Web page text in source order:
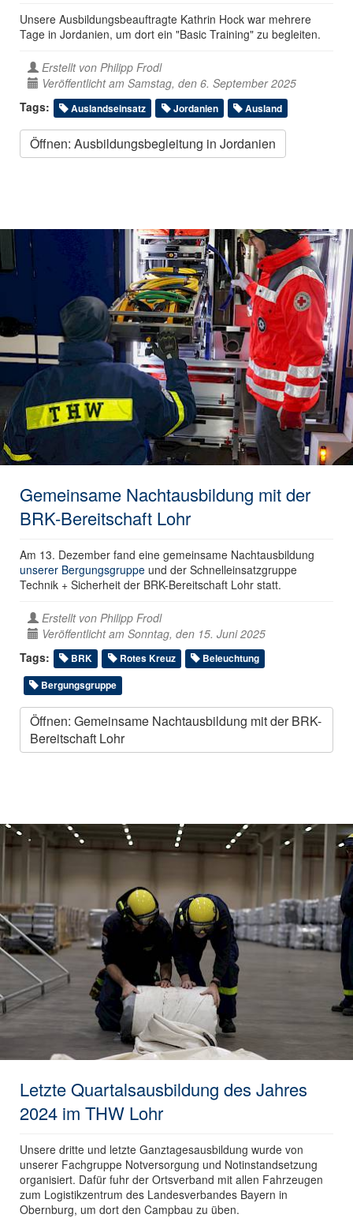
Unsere Ausbildungsbeauftragte Kathrin Hock war mehrere
Tage in Jordanien, um dort ein "Basic Training" zu begleiten.
Erstellt von Philipp Frodl
Veröffentlicht am Samstag, den 6. September 2025
Tags:
Auslandseinsatz Jordanien Ausland
Öffnen: Ausbildungsbegleitung in Jordanien
Gemeinsame Nachtausbildung mit der
BRK-Bereitschaft Lohr
Am 13. Dezember fand eine gemeinsame Nachtausbildung
unserer Bergungsgruppe und der Schnelleinsatzgruppe
Technik + Sicherheit der BRK-Bereitschaft Lohr statt.
Erstellt von Philipp Frodl
Veröffentlicht am Sonntag, den 15. Juni 2025
Tags:
BRK Rotes Kreuz
Beleuchtung
Bergungsgruppe
Öffnen: Gemeinsame Nachtausbildung mit der BRK-
Bereitschaft Lohr
Letzte Quartalsausbildung des Jahres
2024 im THW Lohr
Unsere dritte und letzte Ganztagesausbildung wurde von
unserer Fachgruppe Notversorgung und Notinstandsetzung
organisiert. Dafür fuhr der Ortsverband mit allen Fahrzeugen
zum Logistikzentrum des Landesverbandes Bayern in
Obernburg, um dort den Campbau zu üben.